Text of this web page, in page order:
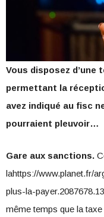
Vous disposez d’une
permettant la
avez indiqué au fisc
pourraient pleuvoir…
Gare aux sanctions.
lahttps://www.planet.fr/
plus-la-
même temps que la